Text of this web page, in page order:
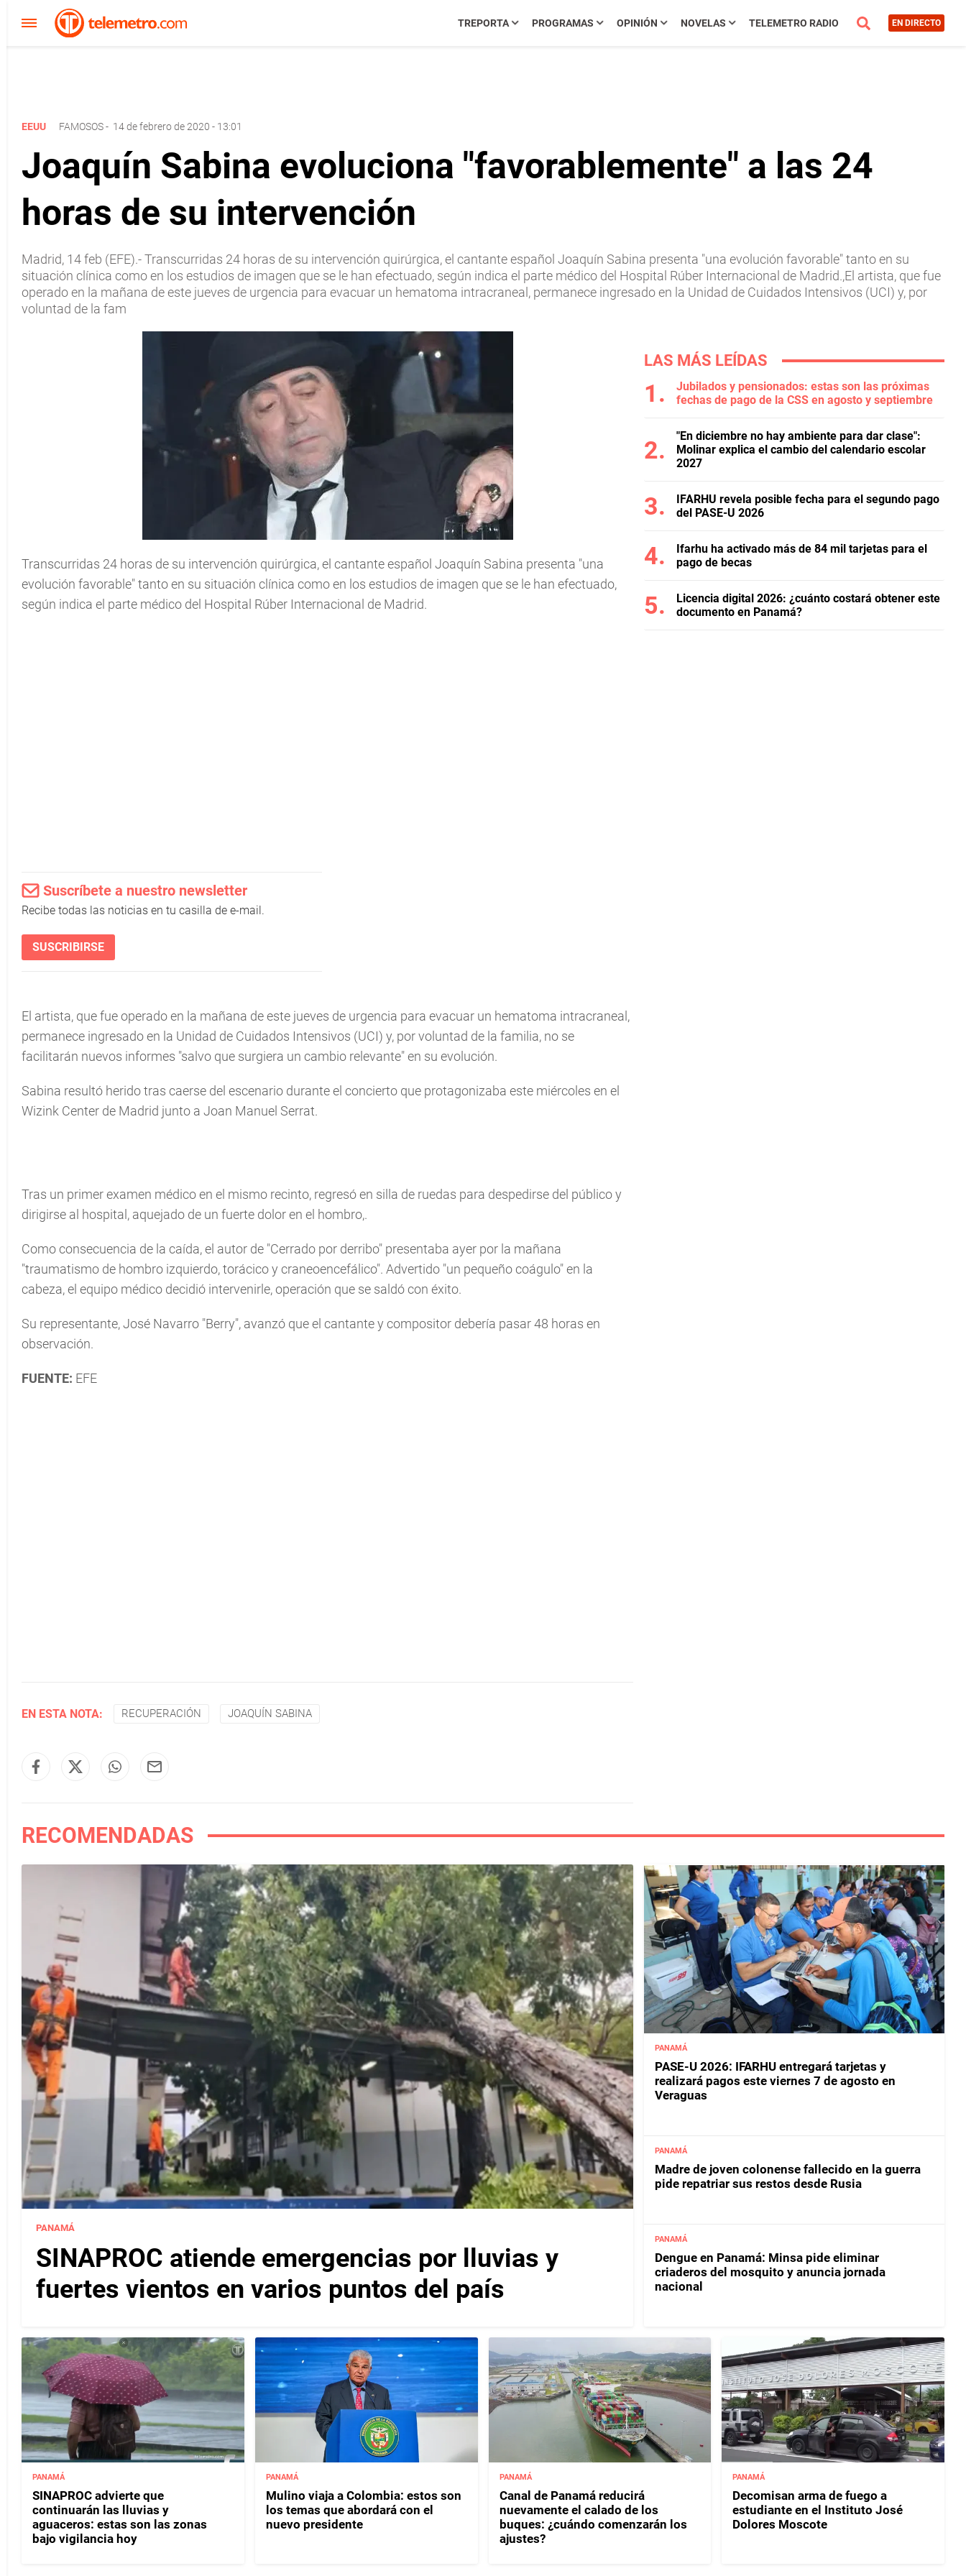
TREPORTA PROGRAMAS OPINIÓN NOVELAS TELEMETRO RADIO EN DIRECTO
EEUU FAMOSOS- 14 de febrero de 2020 - 13:01
Joaquín Sabina evoluciona "favorablemente" a las 24
horas de su intervención
Madrid, 14 feb (EFE).- Transcurridas 24 horas de su intervención quirúrgica, el cantante español Joaquín Sabina presenta "una evolución favorable" tanto en su
situación clínica como en los estudios de imagen que se le han efectuado, según indica el parte médico del Hospital Rúber Internacional de Madrid.,El artista, que fue
operado en la mañana de este jueves de urgencia para evacuar un hematoma intracraneal, permanece ingresado en la Unidad de Cuidados Intensivos (UCI) y, por
voluntad de la fam
Transcurridas 24 horas de su intervención quirúrgica, el cantante español Joaquín Sabina presenta "una
evolución favorable" tanto en su situación clínica como en los estudios de imagen que se le han efectuado,
según indica el parte médico del Hospital Rúber Internacional de Madrid.
Suscríbete a nuestro newsletter
Recibe todas las noticias en tu casilla de e-mail.
SUSCRIBIRSE
El artista, que fue operado en la mañana de este jueves de urgencia para evacuar un hematoma intracraneal,
permanece ingresado en la Unidad de Cuidados Intensivos (UCI) y, por voluntad de la familia, no se
facilitarán nuevos informes "salvo que surgiera un cambio relevante" en su evolución.
Sabina resultó herido tras caerse del escenario durante el concierto que protagonizaba este miércoles en el
Wizink Center de Madrid junto a Joan Manuel Serrat.
Tras un primer examen médico en el mismo recinto, regresó en silla de ruedas para despedirse del público y
dirigirse al hospital, aquejado de un fuerte dolor en el hombro,.
Como consecuencia de la caída, el autor de "Cerrado por derribo" presentaba ayer por la mañana
"traumatismo de hombro izquierdo, torácico y craneoencefálico". Advertido "un pequeño coágulo" en la
cabeza, el equipo médico decidió intervenirle, operación que se saldó con éxito.
Su representante, José Navarro "Berry", avanzó que el cantante y compositor debería pasar 48 horas en
observación.
FUENTE: EFE
EN ESTA NOTA: RECUPERACIÓN JOAQUÍN SABINA
LAS MÁS LEÍDAS
Jubilados y pensionados: estas son las próximas
fechas de pago de la CSS en agosto y septiembre
"En diciembre no hay ambiente para dar clase":
Molinar explica el cambio del calendario escolar
2027
IFARHU revela posible fecha para el segundo pago
del PASE-U 2026
Ifarhu ha activado más de 84 mil tarjetas para el
pago de becas
Licencia digital 2026: ¿cuánto costará obtener este
documento en Panamá?
RECOMENDADAS
PANAMÁ
SINAPROC atiende emergencias por lluvias y
fuertes vientos en varios puntos del país
PANAMÁ
PASE-U 2026: IFARHU entregará tarjetas y
realizará pagos este viernes 7 de agosto en
Veraguas
PANAMÁ
Madre de joven colonense fallecido en la guerra
pide repatriar sus restos desde Rusia
PANAMÁ
Dengue en Panamá: Minsa pide eliminar
criaderos del mosquito y anuncia jornada
nacional
PANAMÁ
SINAPROC advierte que
continuarán las lluvias y
aguaceros: estas son las zonas
bajo vigilancia hoy
PANAMÁ
Mulino viaja a Colombia: estos son
los temas que abordará con el
nuevo presidente
PANAMÁ
Canal de Panamá reducirá
nuevamente el calado de los
buques: ¿cuándo comenzarán los
ajustes?
PANAMÁ
Decomisan arma de fuego a
estudiante en el Instituto José
Dolores Moscote